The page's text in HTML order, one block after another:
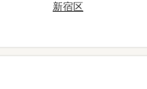
新宿区